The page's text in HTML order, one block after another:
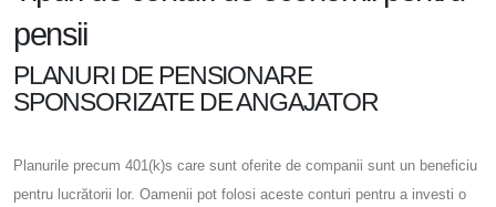
pensii
PLANURI DE PENSIONARE
SPONSORIZATE DE ANGAJATOR
Planurile precum 401(k)s care sunt oferite de companii sunt un beneficiu
pentru lucrătorii lor. Oamenii pot folosi aceste conturi pentru a investi o